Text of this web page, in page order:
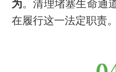
为。清理堵塞生命通
在履行这一法定职责。